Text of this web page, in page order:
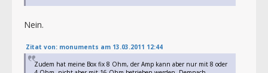
Nein.
Zitat von: monuments am 13.03.2011 12:44
Zudem hat meine Box fix 8 Ohm, der Amp kann aber nur mit 8 oder